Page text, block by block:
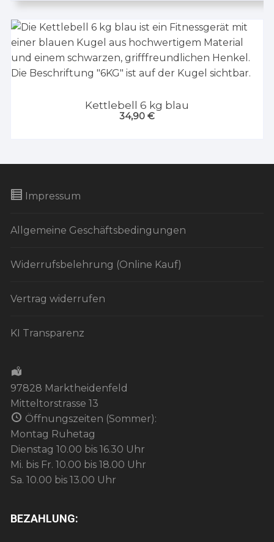
Kettlebell 6 kg blau
34,90 €
Impressum
Allgemeine Geschäftsbedingungen
Widerrufsbelehrung (Online Kauf)
Vertrag widerrufen
KI Transparenz
97828 Marktheidenfeld
Mitteltorstrasse 13
Öffnungszeiten (Sommer):
Montag Ruhetag
Dienstag 10.00 bis 16.30 Uhr
Mi. bis Fr. 10.00 bis 18.00 Uhr
Sa. 10.00 bis 13.00 Uhr
BEZAHLUNG: